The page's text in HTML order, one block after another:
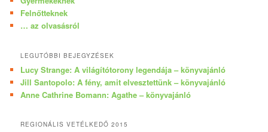
Felnőtteknek
… az olvasásról
LEGUTÓBBI BEJEGYZÉSEK
Lucy Strange: A világítótorony legendája – könyvajánló
Jill Santopolo: A fény, amit elvesztettünk – könyvajánló
Anne Cathrine Bomann: Agathe – könyvajánló
REGIONÁLIS VETÉLKEDŐ 2015